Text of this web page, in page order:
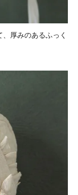
厚みのあるふっく